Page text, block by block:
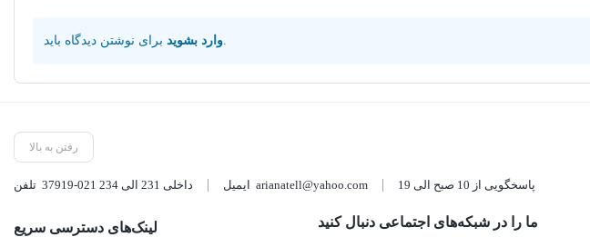
وارد بشوید.
رفتن به بالا
37919-021 داخلی 231 الی 234 arianatell@yahoo.com پاسخگویی از 10 صبح الی 19
لینک‌های دسترسی سریع ما را در شبکه‌های اجتماعی دنبال کنید